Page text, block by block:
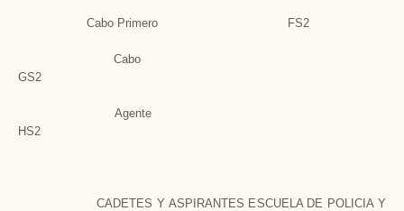
Cabo Primero FS2
Cabo
GS2
Agente
HS2
CADETES Y ASPIRANTES ESCUELA DE POLICIA Y